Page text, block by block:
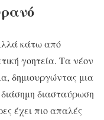
κάτω από
γοητεία. Τα νέον
δημιουργώντας μια
διασταύρωση
έχει πιο απαλές